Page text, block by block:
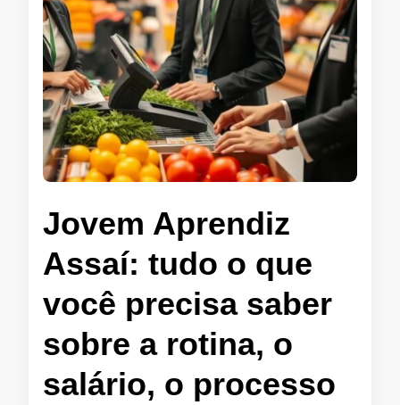
Jovem Aprendiz
Assaí: tudo o que
você precisa saber
sobre a rotina, o
salário, o processo